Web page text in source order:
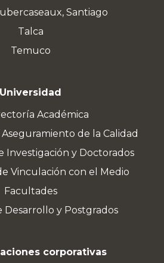
Santiago
Talca
Temuco
Universidad
Académica
de la Calidad
Investigación y Doctorados
Vinculación con el Medio
Facultades
Desarrollo y Postgrados
corporativas